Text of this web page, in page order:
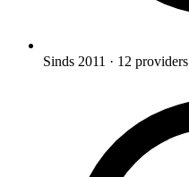
Sinds 2011 · 12 providers